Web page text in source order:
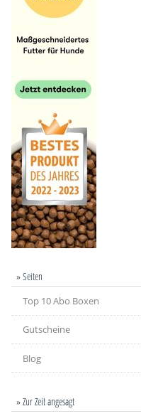
» Seiten
Top 10 Abo Boxen
Gutscheine
Blog
» Zur Zeit angesagt